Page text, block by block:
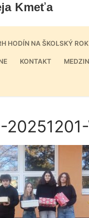
Kmeťa
HODÍN NA ŠKOLSKÝ
KONTAKT